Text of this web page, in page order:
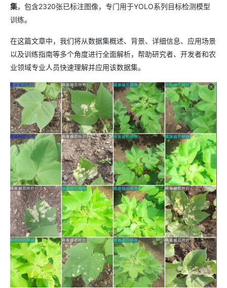
集，包含2320张已标注图像，专门用于YOLO系列目标检测模型
训练。
在这篇文章中，我们将从数据集概述、背景、详细信息、应用场景
以及训练指南等多个角度进行全面解析，帮助研究者、开发者和农
业领域专业人员快速理解并应用该数据集。